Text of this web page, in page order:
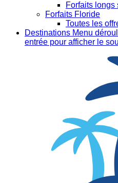
Forfaits longs
Forfaits Floride
Toutes les
Destinations Menu
entrée pour afficher le